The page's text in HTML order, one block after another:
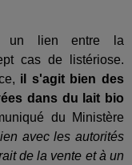
un lien entre la
cas de listériose.
il s'agit bien des
dans du lait bio
du Ministère
avec les autorités
de la vente et à un